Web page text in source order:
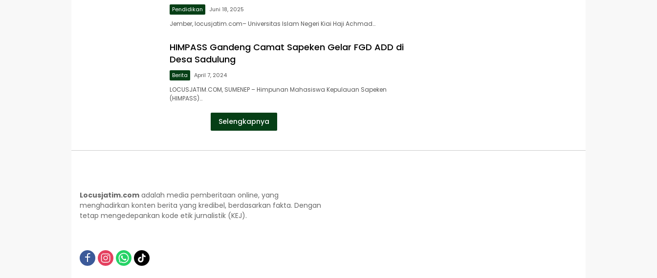
Pendidikan Juni 18, 2025
Jember, locusjatim.com– Universitas Islam Negeri Kiai Haji Achmad…
HIMPASS Gandeng Camat Sapeken Gelar FGD ADD di
Desa Sadulung
Berita April 7, 2024
LOCUSJATIM.COM, SUMENEP – Himpunan Mahasiswa Kepulauan Sapeken
(HIMPASS)…
Selengkapnya
Locusjatim.com adalah media pemberitaan online, yang
menghadirkan konten berita yang kredibel, berdasarkan fakta. Dengan
tetap mengedepankan kode etik jurnalistik (KEJ).